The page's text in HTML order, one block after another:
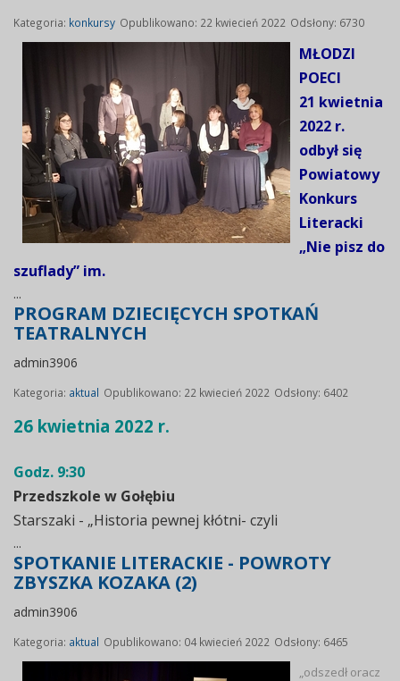
Kategoria: konkursy Opublikowano: 22 kwiecień 2022 Odsłony: 6730
MŁODZI
POECI
21 kwietnia
2022 r.
odbył się
Powiatowy
Konkurs
Literacki
„Nie pisz do
szuflady” im.
...
PROGRAM DZIECIĘCYCH SPOTKAŃ
TEATRALNYCH
admin3906
Kategoria: aktual Opublikowano: 22 kwiecień 2022 Odsłony: 6402
26 kwietnia 2022 r.
Godz. 9:30
Przedszkole w Gołębiu
Starszaki - „Historia pewnej kłótni- czyli
...
SPOTKANIE LITERACKIE - POWROTY
ZBYSZKA KOZAKA (2)
admin3906
Kategoria: aktual Opublikowano: 04 kwiecień 2022 Odsłony: 6465
„odszedł oracz